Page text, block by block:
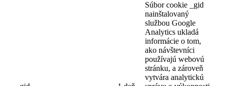
Súbor cookie _gid
nainštalovaný
službou Google
Analytics ukladá
informácie o tom,
ako návštevníci
používajú webovú
stránku, a zároveň
vytvára analytickú